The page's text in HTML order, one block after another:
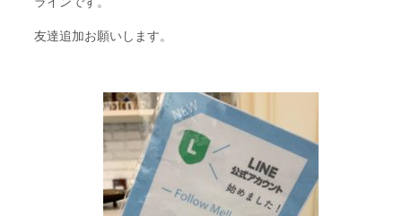
友達追加お願いします。